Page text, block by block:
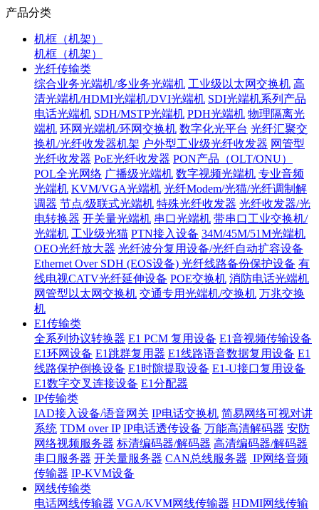
产品分类
机框（机架）
机框（机架）
光纤传输类
综合业务光端机/多业务光端机 工业级以太网交换机 高
清光端机/HDMI光端机/DVI光端机 SDI光端机系列产品
电话光端机 SDH/MSTP光端机 PDH光端机 物理隔离光
端机 环网光端机/环网交换机 数字化光平台 光纤汇聚交
换机/光纤收发器机架 户外型工业级光纤收发器 网管型
光纤收发器 PoE光纤收发器 PON产品（OLT/ONU）
POL全光网络 广播级光端机 数字视频光端机 专业音频
光端机 KVM/VGA光端机 光纤Modem/光猫/光纤调制解
调器 节点/级联式光端机 特殊光纤收发器 光纤收发器/光
电转换器 开关量光端机 串口光端机 带串口工业交换机/
光端机 工业级光猫 PTN接入设备 34M/45M/51M光端机
OEO光纤放大器 光纤波分复用设备/光纤自动扩容设备
Ethernet Over SDH (EOS设备) 光纤线路备份保护设备 有
线电视CATV光纤延伸设备 POE交换机 消防电话光端机
网管型以太网交换机 交通专用光端机/交换机 万兆交换
机
E1传输类
全系列协议转换器 E1 PCM 复用设备 E1音视频传输设备
E1环网设备 E1跳群复用器 E1线路语音数据复用设备 E1
线路保护倒换设备 E1时隙提取设备 E1-U接口复用设备
E1数字交叉连接设备 E1分配器
IP传输类
IAD接入设备/语音网关 IP电话交换机 简易网络可视对讲
系统 TDM over IP IP电话透传设备 万能高清解码器 安防
网络视频服务器 标清编码器/解码器 高清编码器/解码器
串口服务器 开关量服务器 CAN总线服务器 IP网络音频
传输器 IP-KVM设备
网线传输类
电话网线传输器 VGA/KVM网线传输器 HDMI网线传输